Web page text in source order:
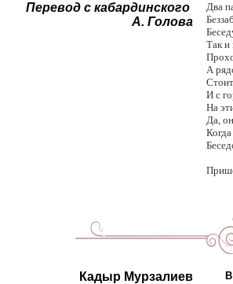
Перевод с кабардинского
А. Голова
Два
Так и
А
И с
На
Да,
Кадыр Мурзалиев В